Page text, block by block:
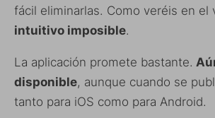
fácil eliminarlas. Como veréis en el
intuitivo imposible.
La aplicación promete bastante.
disponible, aunque cuando se
tanto para iOS como para Android.